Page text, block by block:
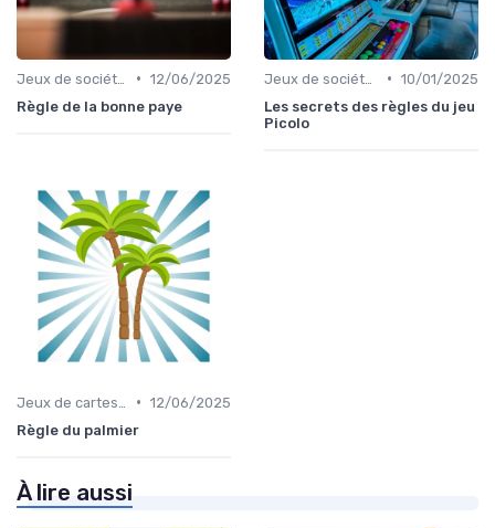
• 12/06/2025
Règle de la bonne paye
• 10/01/2025
Les secrets des règles du jeu
Picolo
• 12/06/2025
Règle du palmier
À lire aussi